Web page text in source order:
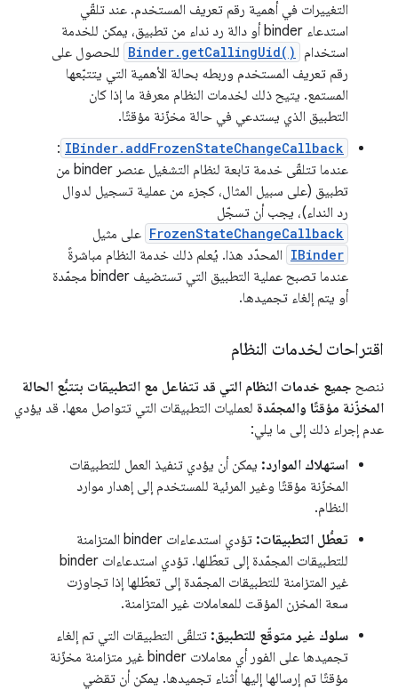
التغييرات في أهمية رقم تعريف المستخدم. عند تلقّي
استدعاء binder أو دالة رد نداء من تطبيق، يمكن للخدمة
استخدام
Binder.getCallingUid() للحصول على
رقم تعريف المستخدم وربطه بحالة الأهمية التي يتتبّعها
المستمع. يتيح ذلك لخدمات النظام معرفة ما إذا كان
التطبيق الذي يستدعي في حالة مخزّنة مؤقتًا.
IBinder.addFrozenStateChangeCallback
:
عندما تتلقّى خدمة تابعة لنظام التشغيل عنصر binder من
تطبيق (على سبيل المثال، كجزء من عملية تسجيل لدوال
رد النداء)، يجب أن تسجّل
FrozenStateChangeCallback على مثيل
IBinder المحدّد هذا. يُعلم ذلك خدمة النظام مباشرةً
عندما تصبح عملية التطبيق التي تستضيف binder مجمّدة
أو يتم إلغاء تجميدها.
اقتراحات لخدمات النظام
ننصح جميع خدمات النظام التي قد تتفاعل مع التطبيقات بتتبُّع الحالة
المخزّنة مؤقتًا والمجمّدة لعمليات التطبيقات التي تتواصل معها. قد يؤدي
عدم إجراء ذلك إلى ما يلي:
استهلاك الموارد: يمكن أن يؤدي تنفيذ العمل للتطبيقات
المخزّنة مؤقتًا وغير المرئية للمستخدم إلى إهدار موارد
النظام.
تعطُّل التطبيقات:
تؤدي استدعاءات binder المتزامنة
للتطبيقات المجمّدة إلى تعطّلها. تؤدي استدعاءات binder
غير المتزامنة للتطبيقات المجمّدة إلى تعطّلها إذا تجاوزت
سعة المخزن المؤقت للمعاملات غير المتزامنة.
سلوك غير متوقّع للتطبيق: تتلقّى التطبيقات التي تم إلغاء
تجميدها على الفور أي معاملات binder غير متزامنة مخزّنة
مؤقتًا تم إرسالها إليها أثناء تجميدها. يمكن أن تقضي